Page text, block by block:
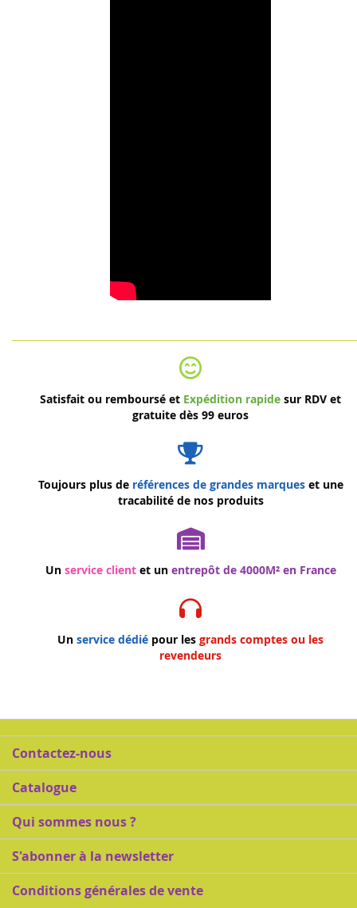
Satisfait ou remboursé et Expédition rapide sur RDV et
gratuite dès 99 euros
Toujours plus de références de grandes marqueset une
tracabilité de nos produits
Un service clientet un entrepôt de 4000M² en France
Un service dédié pour les grands comptes ou les
revendeurs
Contactez-nous
Catalogue
Qui sommes nous ?
S'abonner à la newsletter
Conditions générales de vente